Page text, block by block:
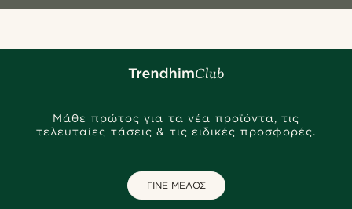
Μάθε πρώτος για τα νέα προϊόντα, τις
τελευταίες τάσεις & τις ειδικές προσφορές.
ΓΙΝΕ ΜΕΛΟΣ